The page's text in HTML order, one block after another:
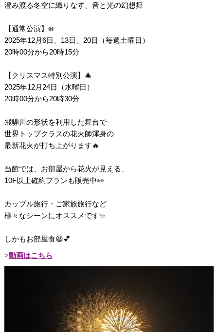
澄み渡る冬空に織りなす、音と光の幻想舞
【通常公演】❄️
2025年12月6日、13日、20日（毎週土曜日）
20時00分から20時15分
【クリスマス特別公演】🎄
2025年12月24日（水曜日）
20時00分から20時30分
飛騨川の形状を利用した舞台で
世界トップクラスの花火師渾身の
最新花火が打ち上がります🔥
当館では、お部屋から花火が見える、
10F以上確約プランも販売中👀
カップル旅行・ご家族旅行など
様々なシーンにオススメです✨
しかもお部屋食😆💕
動画はこちら